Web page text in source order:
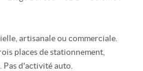
artisanale ou commerciale.
places de stationnement,
d'activité auto.